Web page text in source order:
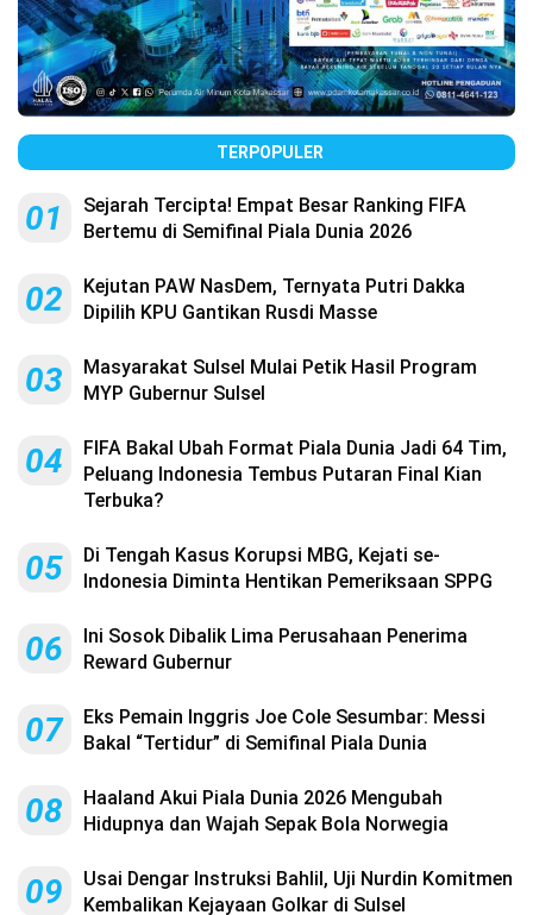
TERPOPULER
01
Sejarah Tercipta! Empat Besar Ranking FIFA
Bertemu di Semifinal Piala Dunia 2026
02
Kejutan PAW NasDem, Ternyata Putri Dakka
Dipilih KPU Gantikan Rusdi Masse
03
Masyarakat Sulsel Mulai Petik Hasil Program
MYP Gubernur Sulsel
04
FIFA Bakal Ubah Format Piala Dunia Jadi 64 Tim,
Peluang Indonesia Tembus Putaran Final Kian
Terbuka?
05
Di Tengah Kasus Korupsi MBG, Kejati se-
Indonesia Diminta Hentikan Pemeriksaan SPPG
06
Ini Sosok Dibalik Lima Perusahaan Penerima
Reward Gubernur
07
Eks Pemain Inggris Joe Cole Sesumbar: Messi
Bakal “Tertidur” di Semifinal Piala Dunia
08
Haaland Akui Piala Dunia 2026 Mengubah
Hidupnya dan Wajah Sepak Bola Norwegia
09
Usai Dengar Instruksi Bahlil, Uji Nurdin Komitmen
Kembalikan Kejayaan Golkar di Sulsel